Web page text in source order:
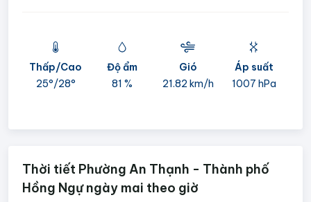
Thấp/Cao
25°/28°
Độ ẩm
81 %
Gió
21.82 km/h
Áp suất
1007 hPa
Thời tiết Phường An Thạnh - Thành phố
Hồng Ngự ngày mai theo giờ